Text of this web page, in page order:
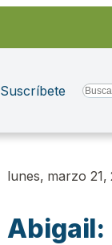
Suscríbete
lunes, marzo 21,
Abigail: